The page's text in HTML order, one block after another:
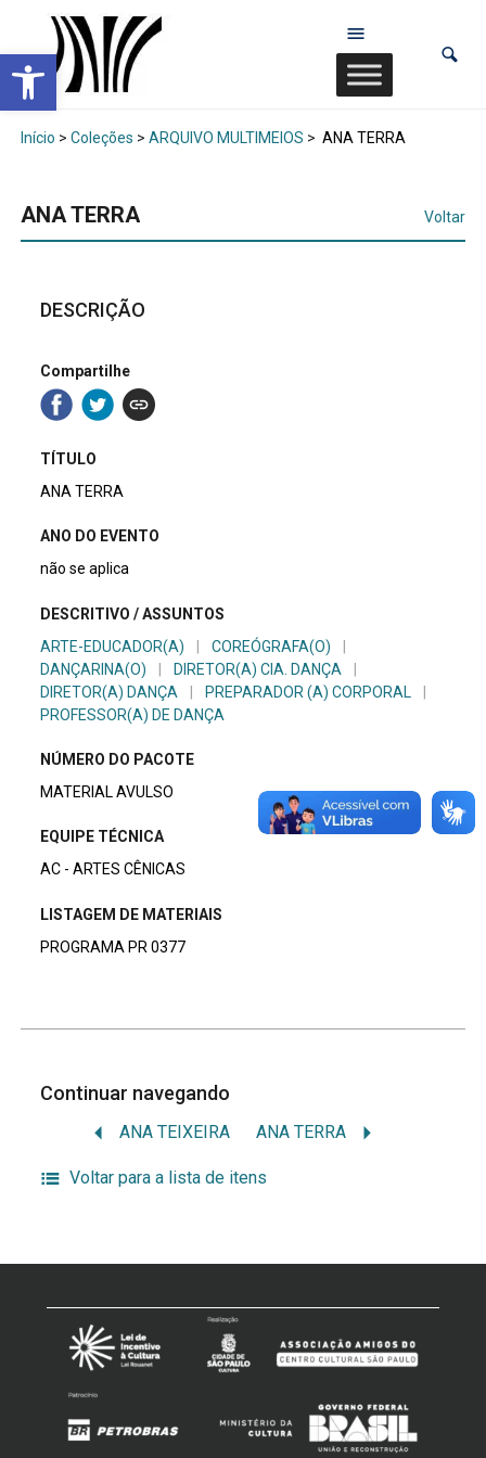
Abrir a barra de ferramentas
Início > Coleções > ARQUIVO MULTIMEIOS > ANA TERRA
ANA TERRA Voltar
DESCRIÇÃO
Compartilhe
TÍTULO
ANA TERRA
ANO DO EVENTO
não se aplica
DESCRITIVO / ASSUNTOS
ARTE-EDUCADOR(A)
COREÓGRAFA(O)
DANÇARINA(O)
DIRETOR(A) CIA. DANÇA
DIRETOR(A) DANÇA
PREPARADOR (A) CORPORAL
PROFESSOR(A) DE DANÇA
NÚMERO DO PACOTE
MATERIAL AVULSO
EQUIPE TÉCNICA
AC - ARTES CÊNICAS
LISTAGEM DE MATERIAIS
PROGRAMA PR 0377
Continuar navegando
ANA TEIXEIRA ANA TERRA
Voltar para a lista de itens